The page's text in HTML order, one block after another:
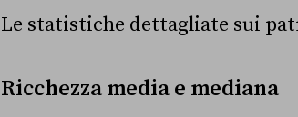
Le statistiche dettagliate sui
Ricchezza media e mediana